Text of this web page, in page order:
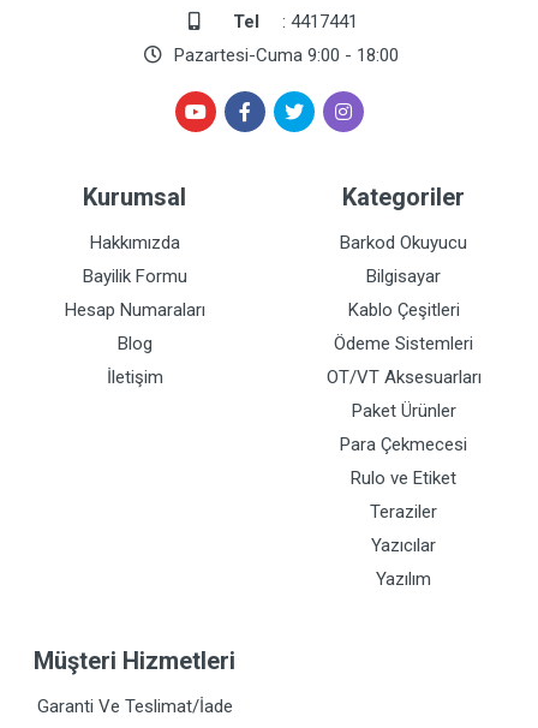
Tel
: 4417441
Pazartesi-Cuma 9:00 - 18:00
Kurumsal
Hakkımızda
Bayilik Formu
Hesap Numaraları
Blog
İletişim
Kategoriler
Barkod Okuyucu
Bilgisayar
Kablo Çeşitleri
Ödeme Sistemleri
OT/VT Aksesuarları
Paket Ürünler
Para Çekmecesi
Rulo ve Etiket
Teraziler
Yazıcılar
Yazılım
Müşteri Hizmetleri
Garanti Ve Teslimat/İade